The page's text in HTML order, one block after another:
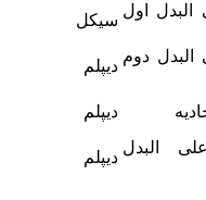
اول
سیکل
دوم
دیپلم
دیپلم
البدل
دیپلم